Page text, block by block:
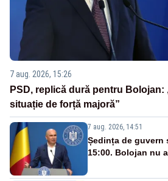
7 aug. 2026, 15:26
PSD, replică dură pentru Bolojan:
situație de forță majoră”
7 aug. 2026, 14:51
Ședința de guvern
15:00. Bolojan nu